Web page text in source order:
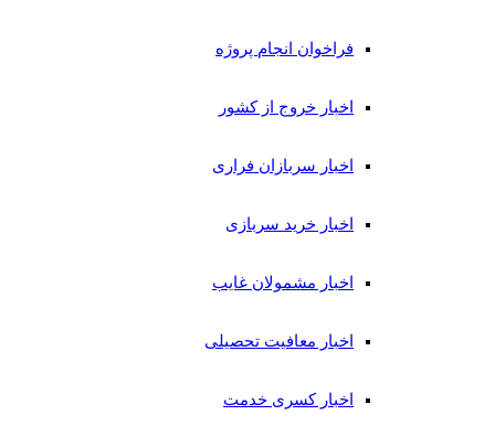
فراخوان انجام پروژه
اخبار خروج از کشور
اخبار سربازان فراری
اخبار خرید سربازی
اخبار مشمولان غایب
اخبار معافیت تحصیلی
اخبار کسری خدمت